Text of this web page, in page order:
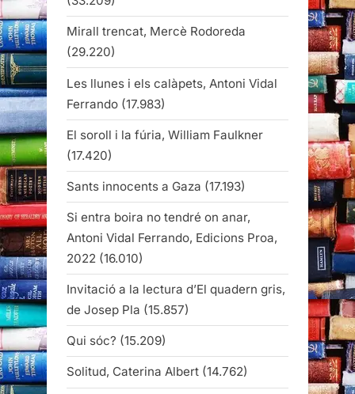
Mirall trencat, Mercè Rodoreda
(29.220)
Les llunes i els calàpets, Antoni Vidal
Ferrando (17.983)
El soroll i la fúria, William Faulkner
(17.420)
Sants innocents a Gaza (17.193)
Si entra boira no tendré on anar,
Antoni Vidal Ferrando, Edicions Proa,
2022 (16.010)
Invitació a la lectura d’El quadern gris,
de Josep Pla (15.857)
Qui sóc? (15.209)
Solitud, Caterina Albert (14.762)